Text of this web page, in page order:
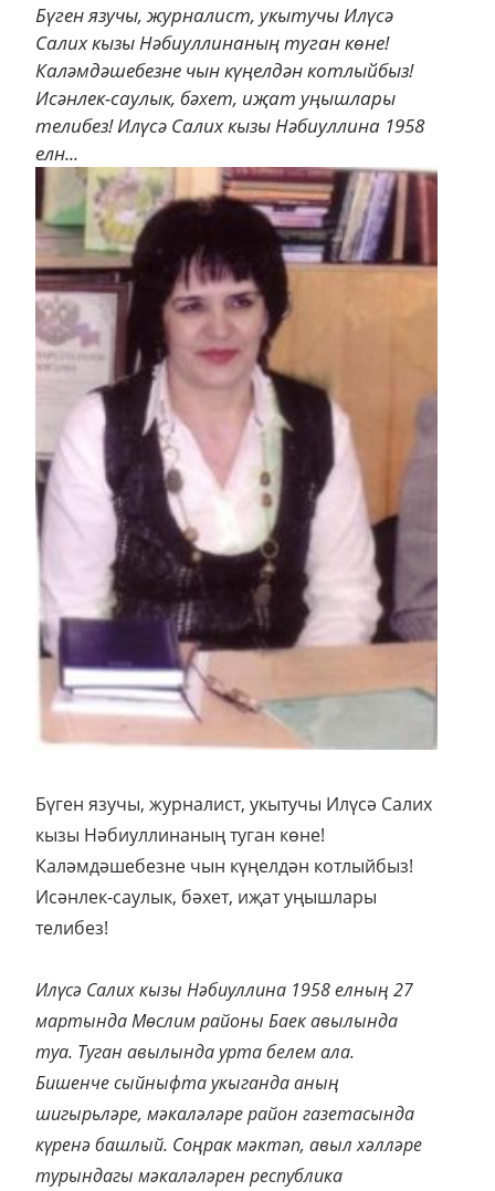
Бүген язучы, журналист, укытучы Илүсә
Салих кызы Нәбиуллинаның туган көне!
Каләмдәшебезне чын күңелдән котлыйбыз!
Исәнлек-саулык, бәхет, иҗат уңышлары
телибез! Илүсә Салих кызы Нәбиуллина 1958
елн...
Бүген язучы, журналист, укытучы Илүсә Салих
кызы Нәбиуллинаның туган көне!
Каләмдәшебезне чын күңелдән котлыйбыз!
Исәнлек-саулык, бәхет, иҗат уңышлары
телибез!
Илүсә Салих кызы Нәбиуллина 1958 елның 27
мартында Мөслим районы Баек авылында
туа. Туган авылында урта белем ала.
Бишенче сыйныфта укыганда аның
шигырьләре, мәкаләләре район газетасында
күренә башлый. Соңрак мәктәп, авыл хәлләре
турындагы мәкаләләрен республика